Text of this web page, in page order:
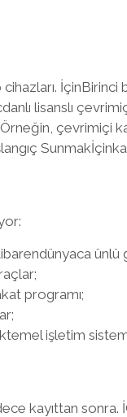
İçinBirinci
lisanslı
çevrimiçi
ünlü
programı;
işletim
kayıttan sonra.